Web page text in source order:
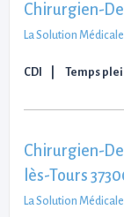
Chirurgien-
La Solution Médicale
CDI Temps
Chirurgien-
lès-Tours
La Solution Médicale